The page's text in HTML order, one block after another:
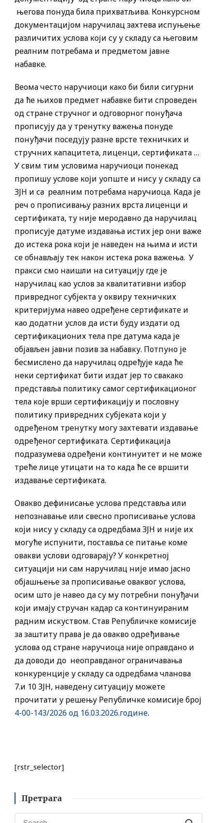
његова понуда била прихватљива. Конкурсном
документацијом наручилац захтева испуњење
различитих услова који су у складу са његовим
реалним потребама и предметом јавне
набавке.
Веома често наручиоци како би били сигурни
да ће њихов предмет набавке бити спроведен
од стране стручног и одговорног понуђача
прописују да у тренутку важења понуде
понуђачи поседују разне врсте техничких и
стручних капацитета, лиценци, сертификата …
У свим тим условима наручиоци понекад
пропишу услове који уопште и нису у складу са
ЗЈН и са реалним потребама наручиоца. Када је
реч о прописивању разних врста лиценци и
сертификата, ту није меродавно да наручилац
прописује датуме издавања истих јер они важе
до истека рока који је наведен на њима и исти
се обнављају тек након истека рока важења. У
пракси смо наишли на ситуацију где је
наручилац као услов за квалитативни избор
привредног субјекта у оквиру техничких
критеријума навео одређене сертификате и
као додатни услов да исти буду издати од
сертификационих тела пре датума када је
објављен јавни позив за набавку. Потпуно је
бесмислено да наручилац одређује када ће
неки сертификат бити издат јер то свакако
представља политику самог сертификационог
тела које врши сертификацију и пословну
политику привредних субјеката који у
одређеном тренутку могу захтевати издавање
одређеног сертификата. Сертификација
подразумева одређени континуитет и не може
треће лице утицати на то када ће се вршити
издавање сертификата.
Овакво дефинисање услова представља или
непознавање или свесно прописивање услова
који нису у складу са одредбама ЗЈН и није их
могуће испунити, поставља се питање коме
овакви услови одговарају? У конкретној
ситуацији ни сам наручилац није имао јасно
објашњење за прописивање оваквог услова,
осим што је навео да су му потребни понуђачи
који имају стручан кадар са континуираним
радним искуством. Став Републичке комисије
за заштиту права је да овакво одређивање
услова од стране наручиоца није оправдано и
да доводи до неоправданог ограничавања
конкуренције у складу са одредбама чланова
7.и 10 ЗЈН, наведену ситуацију можете
прочитати у решењу Републичке комисије број
4-00-143/2026 од 16.03.2026.године.
[rstr_selector]
Претрага